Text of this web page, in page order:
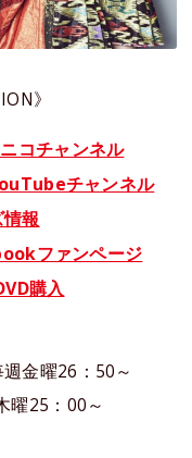
》
コチャンネル
チャンネル
報
ファンページ
購入
金曜26：50～
曜25：00～